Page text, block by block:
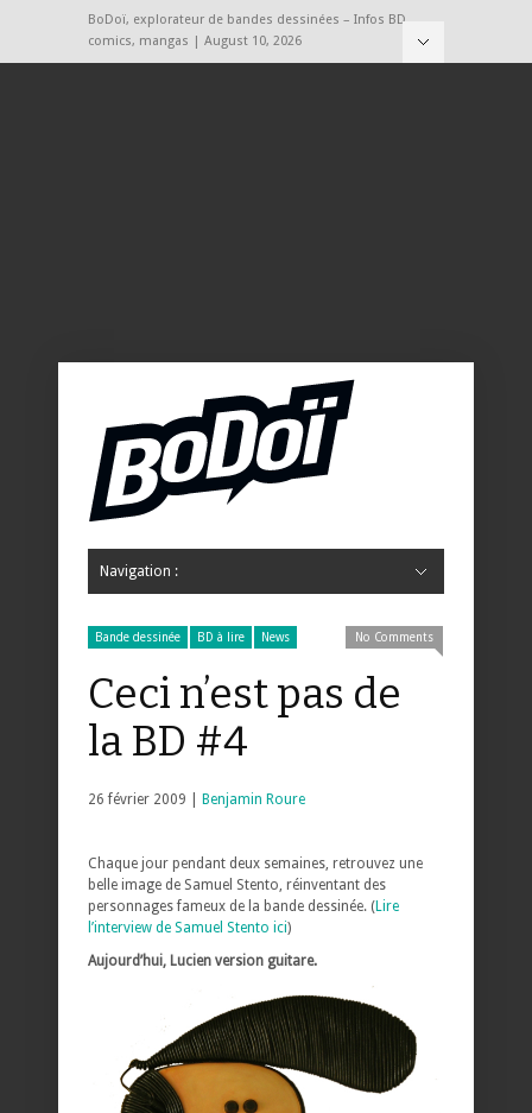
BoDoï, explorateur de bandes dessinées – Infos BD,
comics, mangas | August 10, 2026
Navigation :
Bande dessinée BD à lire News No Comments
Ceci n’est pas de
la BD #4
26 février 2009 | Benjamin Roure
Chaque jour pendant deux semaines, retrouvez une
belle image de Samuel Stento, réinventant des
personnages fameux de la bande dessinée. (Lire
l’interview de Samuel Stento ici)
Aujourd’hui, Lucien version guitare.